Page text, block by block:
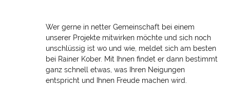
Wer gerne in netter Gemeinschaft bei einem
unserer Projekte mitwirken möchte und sich noch
unschlüssig ist wo und wie, meldet sich am besten
bei Rainer Kober. Mit Ihnen findet er dann bestimmt
ganz schnell etwas, was Ihren Neigungen
entspricht und Ihnen Freude machen wird.